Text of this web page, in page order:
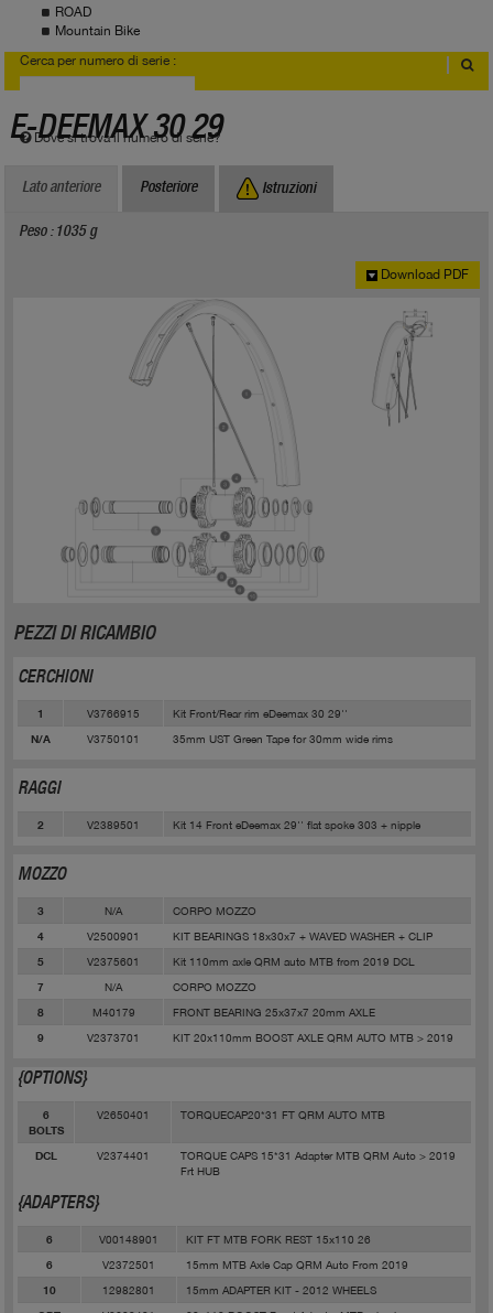
ROAD
Mountain Bike
Cerca per numero di serie :
Dove si trova il numero di serie?
E-DEEMAX 30 29
Lato anteriore Posteriore Istruzioni
Peso : 1035 g
Download PDF
PEZZI DI RICAMBIO
CERCHIONI
1 V3766915 Kit Front/Rear rim eDeemax 30 29''
N/A V3750101 35mm UST Green Tape for 30mm wide rims
RAGGI
2 V2389501 Kit 14 Front eDeemax 29'' flat spoke 303 + nipple
MOZZO
3 N/A CORPO MOZZO
4 V2500901 KIT BEARINGS 18x30x7 + WAVED WASHER + CLIP
5 V2375601 Kit 110mm axle QRM auto MTB from 2019 DCL
7 N/A CORPO MOZZO
8 M40179 FRONT BEARING 25x37x7 20mm AXLE
9 V2373701 KIT 20x110mm BOOST AXLE QRM AUTO MTB > 2019
{OPTIONS}
6
BOLTS
V2650401 TORQUECAP20*31 FT QRM AUTO MTB
DCL V2374401
TORQUE CAPS 15*31 Adapter MTB QRM Auto > 2019
Frt HUB
{ADAPTERS}
6 V00148901 KIT FT MTB FORK REST 15x110 26
6 V2372501 15mm MTB Axle Cap QRM Auto From 2019
10 12982801 15mm ADAPTER KIT - 2012 WHEELS